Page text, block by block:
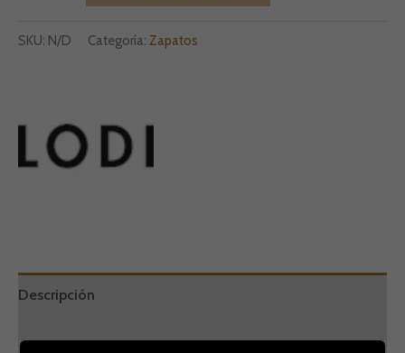
SKU: N/D Categoría: Zapatos
Descripción
Información adicional